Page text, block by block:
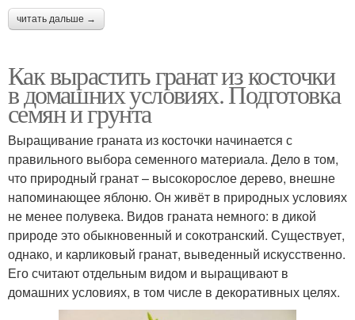
читать дальше →
Как вырастить гранат из косточки
в домашних условиях. Подготовка
семян и грунта
Выращивание граната из косточки начинается с
правильного выбора семенного материала. Дело в том,
что природный гранат – высокорослое дерево, внешне
напоминающее яблоню. Он живёт в природных условиях
не менее полувека. Видов граната немного: в дикой
природе это обыкновенный и сокотранский. Существует,
однако, и карликовый гранат, выведенный искусственно.
Его считают отдельным видом и выращивают в
домашних условиях, в том числе в декоративных целях.